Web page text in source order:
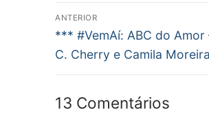
Navegação
de
ANTERIOR
Post
anterior:
*** #VemAí: ABC do Amor
C. Cherry e Camila Moreira
13 Comentários